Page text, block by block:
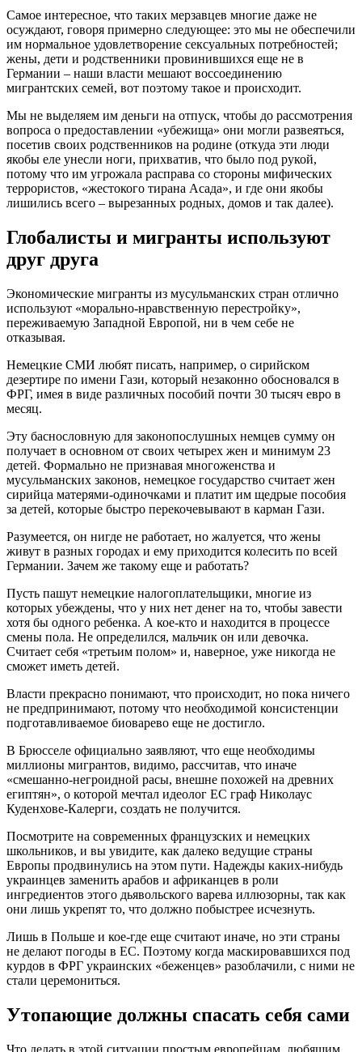
Самое интересное, что таких мерзавцев многие даже не
осуждают, говоря примерно следующее: это мы не обеспечили
им нормальное удовлетворение сексуальных потребностей;
жены, дети и родственники провинившихся еще не в
Германии – наши власти мешают воссоединению
мигрантских семей, вот поэтому такое и происходит.
Мы не выделяем им деньги на отпуск, чтобы до рассмотрения
вопроса о предоставлении «убежища» они могли развеяться,
посетив своих родственников на родине (откуда эти люди
якобы еле унесли ноги, прихватив, что было под рукой,
потому что им угрожала расправа со стороны мифических
террористов, «жестокого тирана Асада», и где они якобы
лишились всего – вырезанных родных, домов и так далее).
Глобалисты и мигранты используют
друг друга
Экономические мигранты из мусульманских стран отлично
используют «морально-нравственную перестройку»,
переживаемую Западной Европой, ни в чем себе не
отказывая.
Немецкие СМИ любят писать, например, о сирийском
дезертире по имени Гази, который незаконно обосновался в
ФРГ, имея в виде различных пособий почти 30 тысяч евро в
месяц.
Эту баснословную для законопослушных немцев сумму он
получает в основном от своих четырех жен и минимум 23
детей. Формально не признавая многоженства и
мусульманских законов, немецкое государство считает жен
сирийца матерями-одиночками и платит им щедрые пособия
за детей, которые быстро перекочевывают в карман Гази.
Разумеется, он нигде не работает, но жалуется, что жены
живут в разных городах и ему приходится колесить по всей
Германии. Зачем же такому еще и работать?
Пусть пашут немецкие налогоплательщики, многие из
которых убеждены, что у них нет денег на то, чтобы завести
хотя бы одного ребенка. А кое-кто и находится в процессе
смены пола. Не определился, мальчик он или девочка.
Считает себя «третьим полом» и, наверное, уже никогда не
сможет иметь детей.
Власти прекрасно понимают, что происходит, но пока ничего
не предпринимают, потому что необходимой консистенции
подготавливаемое биоварево еще не достигло.
В Брюсселе официально заявляют, что еще необходимы
миллионы мигрантов, видимо, рассчитав, что иначе
«смешанно-негроидной расы, внешне похожей на древних
египтян», о которой мечтал идеолог ЕС граф Николаус
Куденхове-Калерги, создать не получится.
Посмотрите на современных французских и немецких
школьников, и вы увидите, как далеко ведущие страны
Европы продвинулись на этом пути. Надежды каких-нибудь
украинцев заменить арабов и африканцев в роли
ингредиентов этого дьявольского варева иллюзорны, так как
они лишь укрепят то, что должно побыстрее исчезнуть.
Лишь в Польше и кое-где еще считают иначе, но эти страны
не делают погоды в ЕС. Поэтому когда маскировавшихся под
курдов в ФРГ украинских «беженцев» разоблачили, с ними не
стали церемониться.
Утопающие должны спасать себя сами
Что делать в этой ситуации простым европейцам, любящим